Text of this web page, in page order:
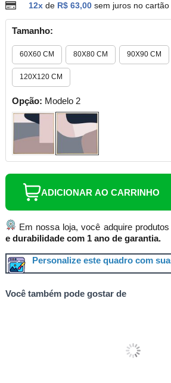
12xde R$ 63,00 sem juros no
Tamanho:
60X60 CM 80X80 CM 90X90 CM
120X120 CM
Opção: Modelo 2
ADICIONAR AO CARRINHO
Em nossa loja, você adquire
e durabilidade com 1 ano de garantia.
Personalize este quadro com
Você também pode gostar de